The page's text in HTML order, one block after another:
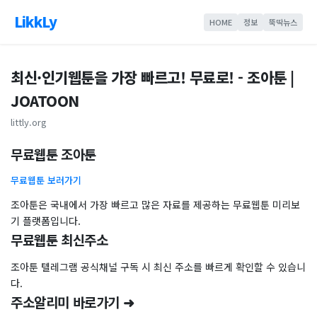
LikkLy HOME 정보 뚝딱뉴스
최신·인기웹툰을 가장 빠르고! 무료로! - 조아툰 |
JOATOON
littly.org
무료웹툰 조아툰
무료웹툰 보러가기
조아툰은 국내에서 가장 빠르고 많은 자료를 제공하는 무료웹툰 미리보
기 플랫폼입니다.
무료웹툰 최신주소
조아툰 텔레그램 공식채널 구독 시 최신 주소를 빠르게 확인할 수 있습니
다.
주소알리미 바로가기 ➜